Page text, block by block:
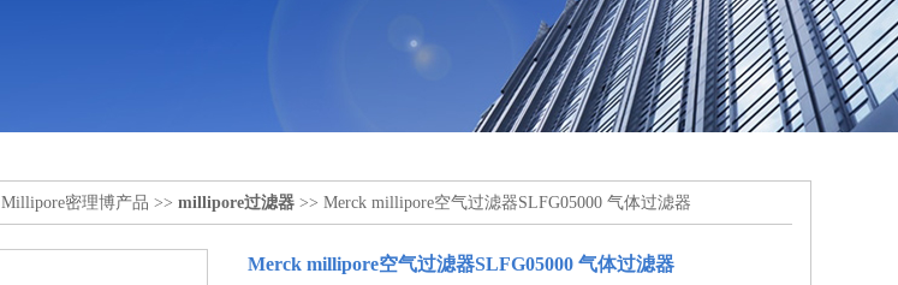
Millipore密理博产品 >> millipore过滤器 >> Merck millipore空气过滤器SLFG05000 气体过滤器
Merck millipore空气过滤器SLFG05000 气体过滤器